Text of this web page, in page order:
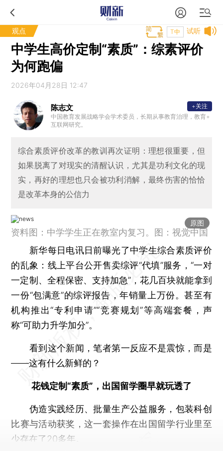
观点 试听
T中
中学生高价定制“素质”：综素评价
为何跑偏
2026年04月28日 12:47
陈志文
中国教育发展战略学会学术委员，长期从事教育治理，教育+
互联网研究。
+关注
综合素质评价改革的教训再次证明：理想很重要，但
如果脱离了对现实的清醒认识，尤其是功利文化的现
实，再好的理想也只会被功利消解，最终伤害的恰恰
是改革本身的公信力
原图
资料图：中学学生正在教室内复习。图：视觉中国
新华每日电讯日前曝光了中学生综合素质评价
的乱象：线上平台公开售卖综评“代填”服务，“一对
一定制、全程保密、支持加急”，花几百块就能拿到
一份“包满意”的综评报告，年销量上万份。甚至有
机构推出“专利申请”“竞赛规划”等高端套餐，声
称“可助力升学加分”。
看到这个新闻，笔者第一反应不是震惊，而是
——这有什么新鲜的？
花钱定制“素质”，出国留学圈早就玩透了
伪造实践经历、批量生产公益服务，包装科创
比赛与活动获奖，这一套操作在出国留学行业里至
少存在了20多年。